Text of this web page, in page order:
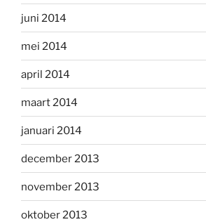
juni 2014
mei 2014
april 2014
maart 2014
januari 2014
december 2013
november 2013
oktober 2013